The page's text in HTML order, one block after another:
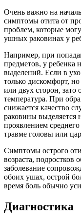
Очень важно на
симптомы отита от
проблем, которые
ушных раковинах у
Например, при
предметов, у ребенка
выделений. Если в
только дискомфорт,
или двух сторон, зато
температура. При
снижается качество
раковины выделяется
проявлением
травме головы или
Симптомы острого
возраста, подростков
заболевание
обоих ушах, острой
время боль обычно
Диагностика